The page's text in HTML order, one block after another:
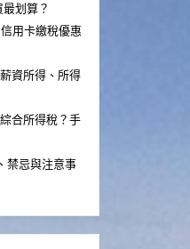
划算？
用卡繳稅優惠
資所得、所得
合所得稅？手
禁忌與注意事